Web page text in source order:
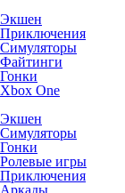
Экшен
Приключения
Симуляторы
Файтинги
Гонки
Xbox One
Экшен
Симуляторы
Гонки
Ролевые игры
Приключения
Аркады